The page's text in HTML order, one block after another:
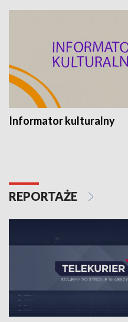
Informator kulturalny
REPORTAŻE